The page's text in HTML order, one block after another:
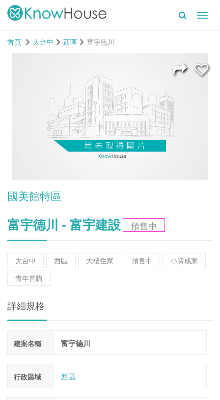
首頁
大台中 西區 富宇德川
國美館特區
富宇德川 - 富宇建設 預售中
大台中 西區 大樓住家 預售中
小資成家
青年首購
詳細規格
建案名稱 富宇德川
行政區域 西區